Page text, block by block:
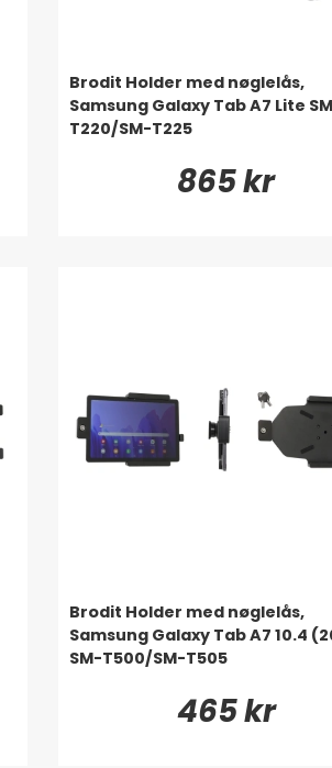
Brodit Holder med nøglelås,
Samsung Galaxy Tab A7 Lite
T220/SM-T225
865 kr
Brodit Holder med nøglelås,
Samsung Galaxy Tab A7 10.4
SM-T500/SM-T505
465 kr